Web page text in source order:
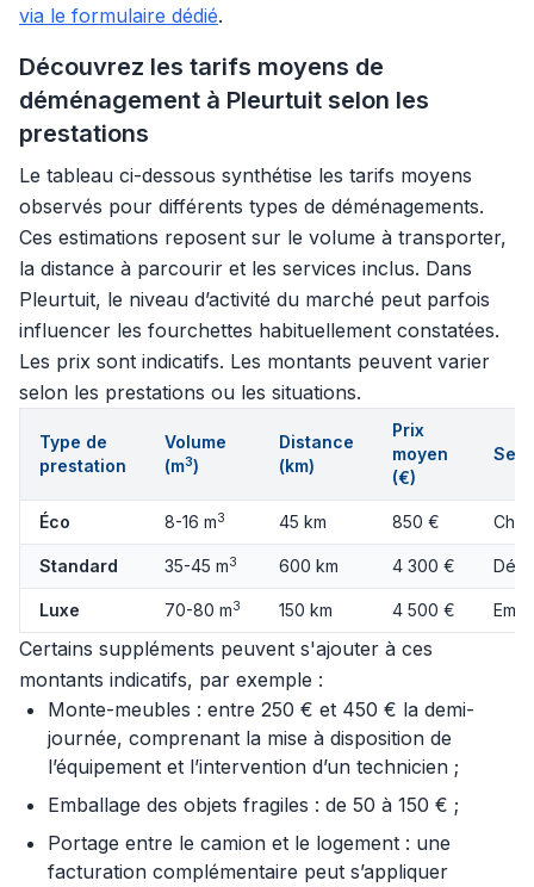
via le formulaire dédié.
Découvrez les tarifs moyens de
déménagement à Pleurtuit selon les
prestations
Le tableau ci-dessous synthétise les tarifs moyens
observés pour différents types de déménagements.
Ces estimations reposent sur le volume à transporter,
la distance à parcourir et les services inclus. Dans
Pleurtuit, le niveau d’activité du marché peut parfois
influencer les fourchettes habituellement constatées.
Les prix sont indicatifs. Les montants peuvent varier
selon les prestations ou les situations.
Type de
prestation
Volume
(m3)
Distance
(km)
Prix
moyen
(€)
Éco 8-16 m3 45 km 850 €
Standard 35-45 m3 600 km 4 300 €
Luxe 70-80 m3 150 km 4 500 €
Certains suppléments peuvent s'ajouter à ces
montants indicatifs, par exemple :
Monte-meubles : entre 250 € et 450 € la demi-
journée, comprenant la mise à disposition de
l’équipement et l’intervention d’un technicien ;
Emballage des objets fragiles : de 50 à 150 € ;
Portage entre le camion et le logement : une
facturation complémentaire peut s’appliquer